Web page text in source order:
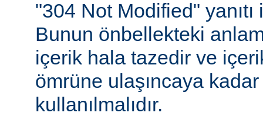
"304 Not Modified"
Bunun önbellekteki
içerik hala tazedir ve
ömrüne ulaşıncaya
kullanılmalıdır.